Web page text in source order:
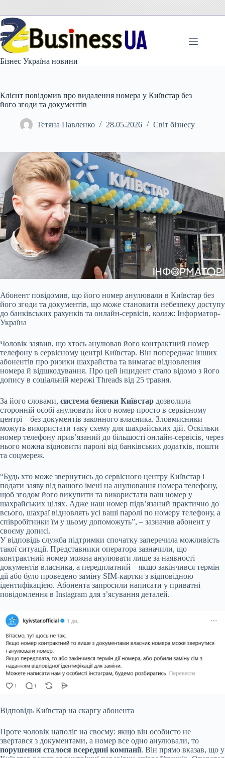
вмісту
Бізнес Україна новини
Клієнт повідомив про видалення номера у Київстар без
його згоди та документів
Тетяна Павленко 28.05.2026 Світ бізнесу
Абонент повідомив, що його номер анулювали в Київстар без
його згоди та документів, що може становити небезпеку доступу
до банківських рахунків та онлайн-сервісів, колаж: Інформатор-
Україна
Чоловік заявив, що хтось анулював його контрактний номер
телефону в сервісному центрі Київстар. Він попереджає інших
абонентів про ризики шахрайства та вимагає відновлення
номера й відшкодування. Про цей інцидент стало відомо з його
допису в соціальній мережі Threads від 25 травня.
За його словами, система безпеки Київстар дозволила
сторонній особі анулювати його номер просто в сервісному
центрі – без документів законного власника. Зловмисники
можуть використати таку схему для шахрайських дій. Оскільки
номер телефону прив’язаний до більшості онлайн-сервісів, через
нього можна відновити паролі від банківських додатків, пошти
та соцмереж.
“Будь хто може звернутись до сервісного центру Київстар і
подати заяву від вашого імені на анулювання номера телефону,
щоб згодом його викупити та використати ваш номер у
шахрайських цілях. Адже наш номер підв’язаний практично до
всього, шахраї відновлять усі ваші паролі по номеру телефону, а
співробітники їм у цьому допоможуть”, – зазначив абонент у
своєму дописі.
У відповідь служба підтримки спочатку заперечила можливість
такої ситуації. Представники оператора зазначили, що
контрактний номер можна анулювати лише за наявності
документів власника, а передплатний – якщо закінчився термін
дії або було проведено заміну SIM-картки з відповідною
ідентифікацією. Абонента запросили написати у приватні
повідомлення в Instagram для з’ясування деталей.
Відповідь Київстар на скаргу абонента
Проте чоловік наполіг на своєму: якщо він особисто не
звертався з документами, а номер все одно анулювали, то
порушення сталося всередині компанії. Він прямо вказав, що у